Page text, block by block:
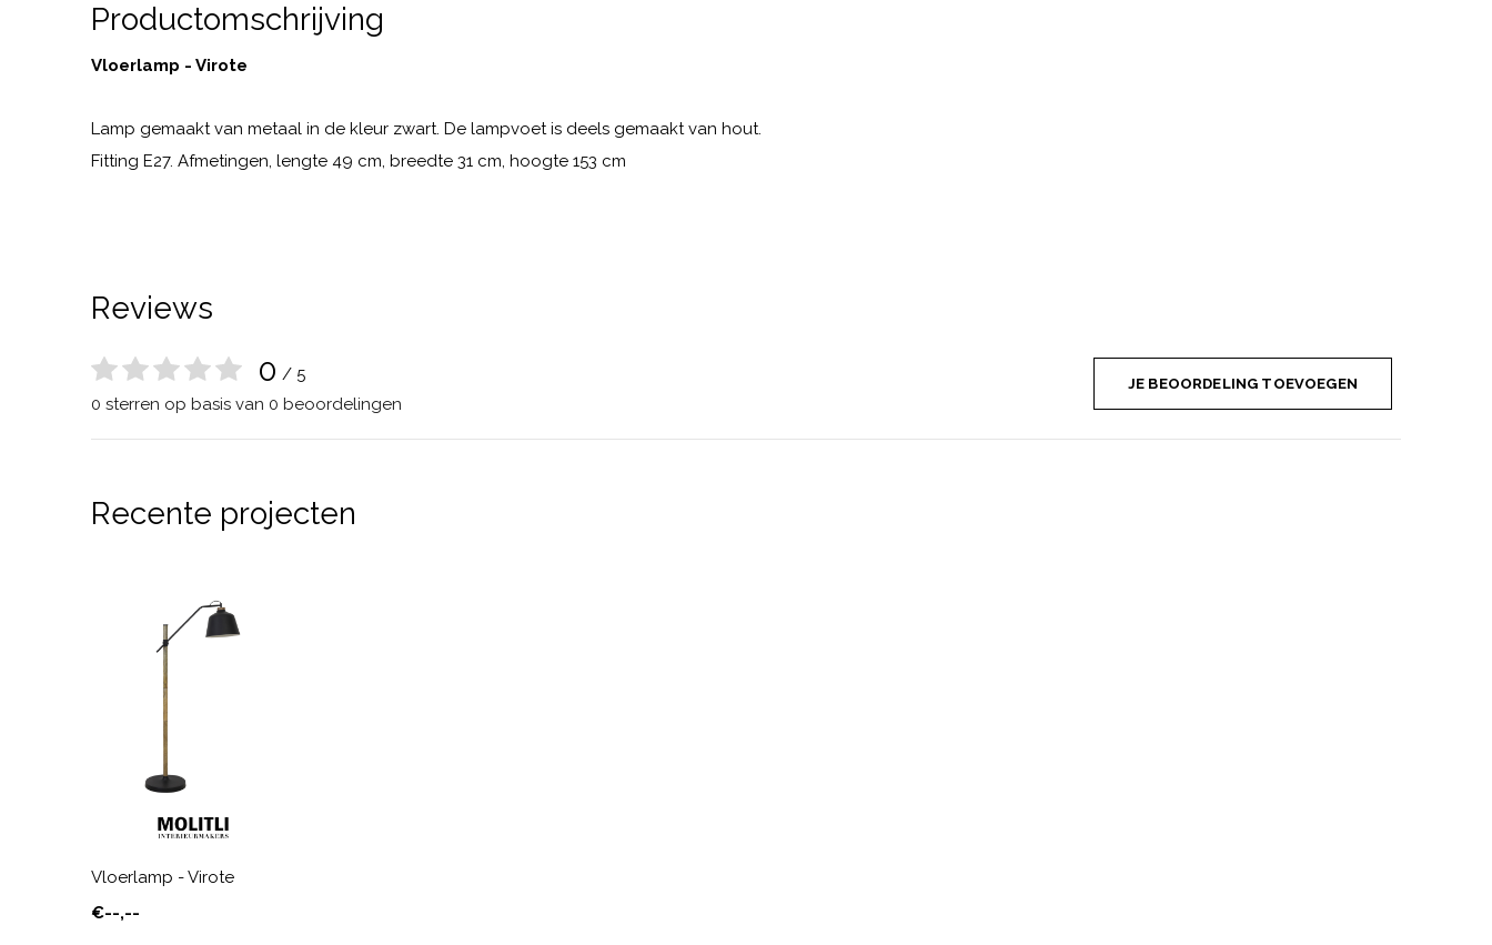
Productomschrijving
Vloerlamp - Virote
Lamp gemaakt van metaal in de kleur zwart. De lampvoet is deels gemaakt van hout.
Fitting E27. Afmetingen, lengte 49 cm, breedte 31 cm, hoogte 153 cm
Reviews
0 / 5
0 sterren op basis van 0 beoordelingen
JE BEOORDELING TOEVOEGEN
Recente projecten
Vloerlamp - Virote
€--,--